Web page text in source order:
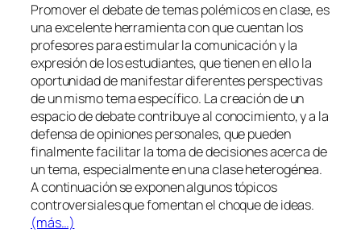
Promover el debate de temas polémicos en clase, es
una excelente herramienta con que cuentan los
profesores para estimular la comunicación y la
expresión de los estudiantes, que tienen en ello la
oportunidad de manifestar diferentes perspectivas
de un mismo tema específico. La creación de un
espacio de debate contribuye al conocimiento, y a la
defensa de opiniones personales, que pueden
finalmente facilitar la toma de decisiones acerca de
un tema, especialmente en una clase heterogénea.
A continuación se exponen algunos tópicos
controversiales que fomentan el choque de ideas.
(más…)